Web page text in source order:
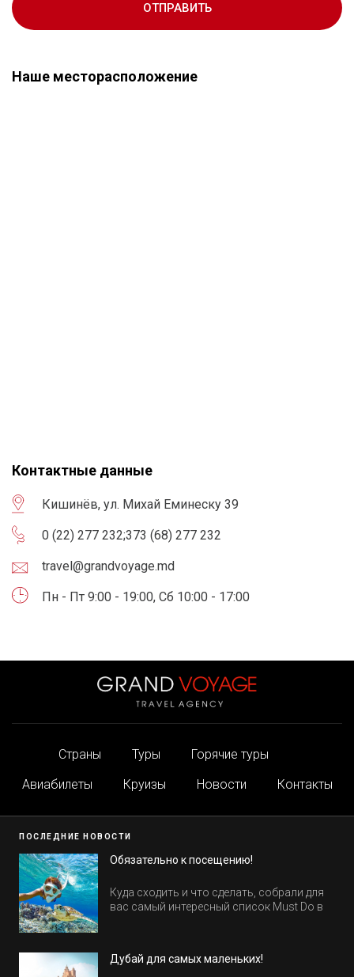
ОТПРАВИТЬ
Наше месторасположение
Контактные данные
Кишинёв, ул. Михай Еминеску 39
0 (22) 277 232;373 (68) 277 232
travel@grandvoyage.md
Пн - Пт 9:00 - 19:00, Сб 10:00 - 17:00
Страны Туры
Горячие туры
Авиабилеты
Круизы Новости Контакты
ПОСЛЕДНИЕ НОВОСТИ
Обязательно к посещению!
Куда сходить и что сделать, собрали для
вас самый интересный список Must Do в
Дубай для самых маленьких!